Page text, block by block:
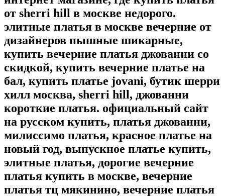
от sherri hill в москве недорого.
элитные платья в москве вечерние от
дизайнеров пышные шикарные,
купить вечерние платья джованни со
скидкой, купить вечерние платье на
бал, купить платье jovani, бутик шерри
хилл москва, sherri hill, джованни
короткие платья. официальный сайт
на русском купить, платья джованни,
милиссимо платья, красное платье на
новый год, выпускное платье купить,
элитные платья, дорогие вечерние
платья купить в москве, вечерние
платья тц мякинино, вечерние платья